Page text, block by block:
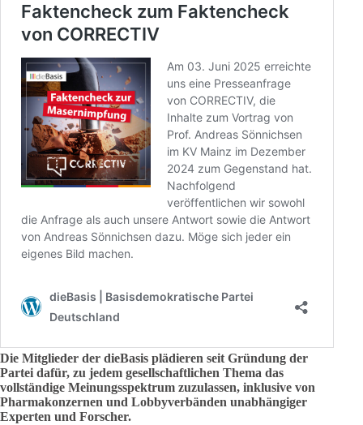
Die Mitglieder der dieBasis plädieren seit Gründung der
Partei dafür, zu jedem gesellschaftlichen Thema das
vollständige Meinungsspektrum zuzulassen, inklusive von
Pharmakonzernen und Lobbyverbänden unabhängiger
Experten und Forscher.